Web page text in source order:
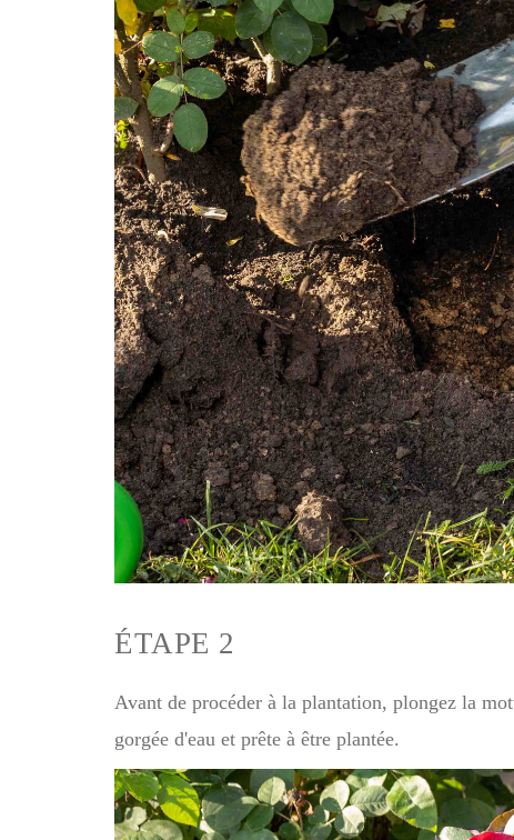
ÉTAPE 2
Avant de procéder à la plantation, plongez la
gorgée d'eau et prête à être plantée.